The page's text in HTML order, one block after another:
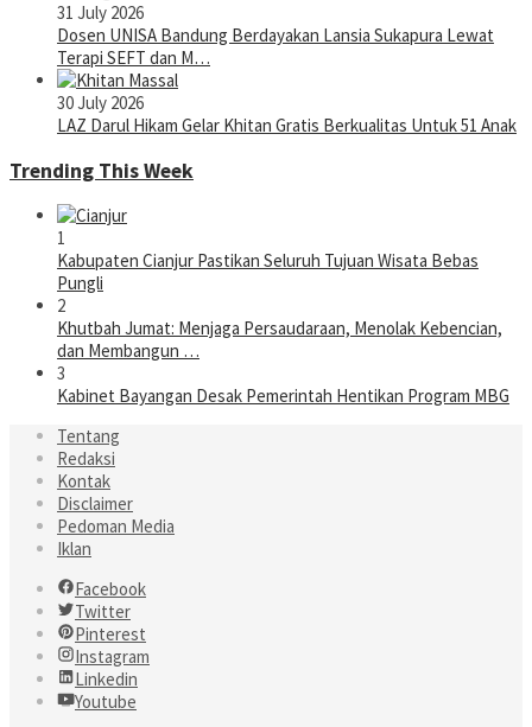
31 July 2026
Dosen UNISA Bandung Berdayakan Lansia Sukapura Lewat
Terapi SEFT dan M…
30 July 2026
LAZ Darul Hikam Gelar Khitan Gratis Berkualitas Untuk 51 Anak
Trending This Week
1
Kabupaten Cianjur Pastikan Seluruh Tujuan Wisata Bebas
Pungli
2
Khutbah Jumat: Menjaga Persaudaraan, Menolak Kebencian,
dan Membangun …
3
Kabinet Bayangan Desak Pemerintah Hentikan Program MBG
Tentang
Redaksi
Kontak
Disclaimer
Pedoman Media
Iklan
Facebook
Twitter
Pinterest
Instagram
Linkedin
Youtube